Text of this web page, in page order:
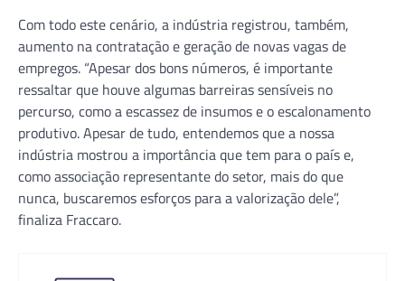
Com todo este cenário, a indústria registrou, também,
aumento na contratação e geração de novas vagas de
empregos. “Apesar dos bons números, é importante
ressaltar que houve algumas barreiras sensíveis no
percurso, como a escassez de insumos e o escalonamento
produtivo. Apesar de tudo, entendemos que a nossa
indústria mostrou a importância que tem para o país e,
como associação representante do setor, mais do que
nunca, buscaremos esforços para a valorização dele”,
finaliza Fraccaro.